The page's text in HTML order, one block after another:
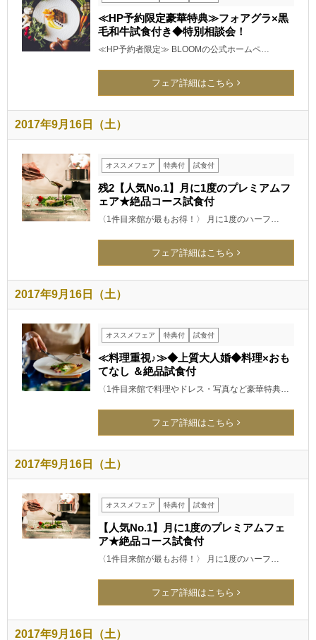
≪HP予約限定豪華特典≫フォアグラ×黒
毛和牛試食付き◆特別相談会！
≪HP予約者限定≫ BLOOMの公式ホームペ…
フェア詳細はこちら
2017年9月16日（土）
オススメフェア 特典付 試食付
残2【人気No.1】月に1度のプレミアムフ
ェア★絶品コース試食付
〈1件目来館が最もお得！〉 月に1度のハーフ…
フェア詳細はこちら
2017年9月16日（土）
オススメフェア 特典付 試食付
≪料理重視♪≫◆上質大人婚◆料理×おも
てなし ＆絶品試食付
〈1件目来館で料理やドレス・写真など豪華特典…
フェア詳細はこちら
2017年9月16日（土）
オススメフェア 特典付 試食付
【人気No.1】月に1度のプレミアムフェ
ア★絶品コース試食付
〈1件目来館が最もお得！〉 月に1度のハーフ…
フェア詳細はこちら
2017年9月16日（土）